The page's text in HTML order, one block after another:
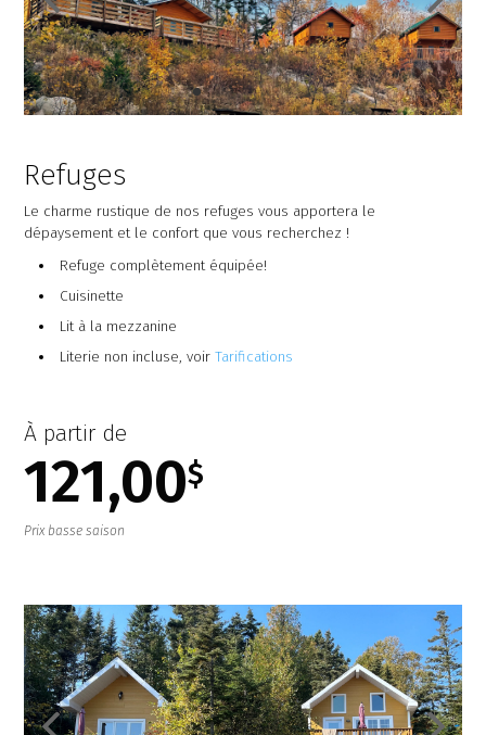
Refuges
Le charme rustique de nos refuges vous apportera le
dépaysement et le confort que vous recherchez !
Refuge complètement équipée!
Cuisinette
Lit à la mezzanine
Literie non incluse, voir Tarifications
À partir de
121,00$
Prix basse saison